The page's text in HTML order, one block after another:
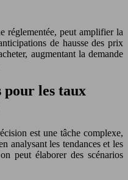
réglementée, peut amplifier la
de hausse des prix
augmentant la demande
pour les taux
est une tâche complexe,
analysant les tendances et les
peut élaborer des scénarios